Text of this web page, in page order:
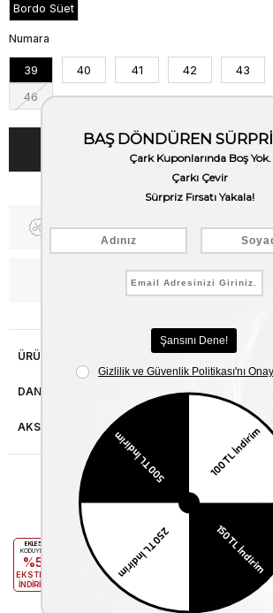
Bordo Süet
Numara
39 40 41 42 43
46
Fiyat Düşünce Haber Ver
WhatsApp’tan Bilgi Al
ÜRÜN ÖZELLIKLERI
DANIŞMA HATTI
AKSESUAR ONARIMI
Benzer Ürünler
EKLE5
KODUYLA
%5
EKSTRA
İNDİRİM
EKLE5
KODUYLA